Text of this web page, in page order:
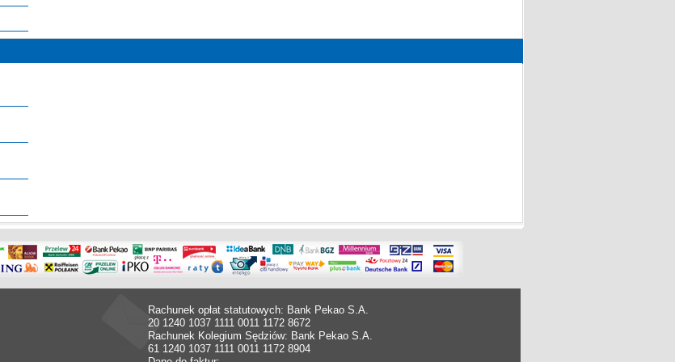
Rachunek opłat statutowych: Bank Pekao S.A.
20 1240 1037 1111 0011 1172 8672
Rachunek Kolegium Sędziów: Bank Pekao S.A.
61 1240 1037 1111 0011 1172 8904